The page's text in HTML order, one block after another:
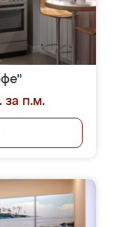
за п.м.